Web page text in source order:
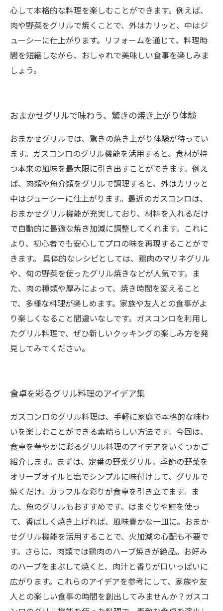
心して本格的な料理を楽しむことができます。例えば、
肉や野菜をグリルで焼くことで、外はカリッと、中はジ
ューシーに仕上がります。リフォームを通じて、料理時
間を短縮しながら、おしゃれで美味しい食事を楽しみま
しょう。
おまかせグリルで味わう、驚きの焼き上がり体験
おまかせグリルでは、驚きの焼き上がり体験が待ってい
ます。ガスコンロのグリル機能を活用すると、食材が持
つ本来の風味を最大限に引き出すことができます。例え
ば、肉類や魚介類をグリルで調理すると、外はカリッと
中はジューシーに仕上がります。最近のガスコンロは、
おまかせグリル機能が充実しており、材料を入れるだけ
で自動的に最適な焼き加減に調整してくれます。これに
より、初心者でも安心してプロの味を再現することがで
きます。 具体的なレシピとしては、鶏肉のマリネグリル
や、旬の野菜を使ったグリル焼きなどが人気です。ま
た、肉の種類や厚みによって、焼き時間を変えること
で、多様な料理が楽しめます。家族や友人との食事がよ
り楽しくなること間違いなしです。ガスコンロを利用し
たグリル料理で、ぜひ新しいクッキングの楽しみ方を発
見してみてください。
食卓を彩るグリル料理のアイデア集
ガスコンロのグリル料理は、手軽に家庭で本格的な味わ
いを楽しむことができる素晴らしい方法です。今回は、
食卓を華やかに彩るグリル料理のアイデアをいくつかご
紹介します。まずは、定番の野菜グリル。季節の野菜を
オリーブオイルと塩でシンプルに味付けして、グリルで
焼くだけ。カラフルな彩りが食卓を引き立てます。ま
た、魚のグリルもおすすめです。はまぐりや鮭を使っ
て、香ばしく焼き上げれば、風味豊かな一皿に。おまか
せグリル機能を活用することで、火加減の心配も不要で
す。さらに、肉類では鶏肉のハーブ焼きが絶品。お好み
のハーブをまぶして焼くと、肉汁と香りが口いっぱいに
広がります。これらのアイデアを参考にして、家族や友
人との楽しい食事の時間を創出してみませんか？ガスコ